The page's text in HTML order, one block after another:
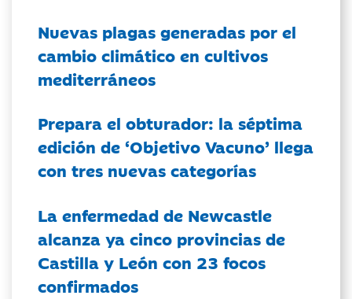
Nuevas plagas generadas por el
cambio climático en cultivos
mediterráneos
Prepara el obturador: la séptima
edición de ‘Objetivo Vacuno’ llega
con tres nuevas categorías
La enfermedad de Newcastle
alcanza ya cinco provincias de
Castilla y León con 23 focos
confirmados